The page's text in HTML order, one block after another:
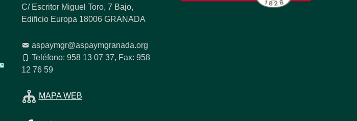
C/ Escritor Miguel Toro, 7 Bajo,
Edificio Europa 18006 GRANADA
aspaymgr@aspaymgranada.org
Teléfono: 958 13 07 37, Fax: 958
12 76 59
MAPA WEB